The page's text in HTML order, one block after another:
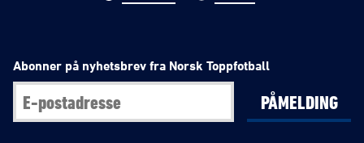
Abonner på nyhetsbrev fra Norsk Toppfotball
PÅMELDING